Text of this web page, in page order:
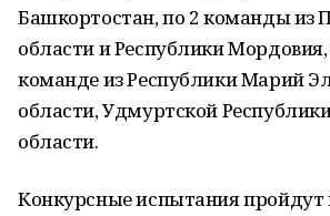
Башкортостан, по 2 команды из
области и Республики Мордовия,
команде из Республики Марий
области, Удмуртской
области.
Конкурсные испытания пройдут